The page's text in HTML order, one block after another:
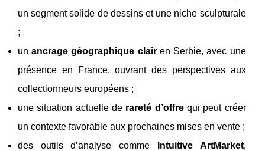
un segment solide de dessins et une niche sculpturale
;
unancrage géographique clairen Serbie, avec une
présence en France, ouvrant des perspectives aux
collectionneurs européens ;
une situation actuelle de rareté d’offrequi peut créer
un contexte favorable aux prochaines mises en vente ;
des outils d’analyse comme
Intuitive ArtMarket,